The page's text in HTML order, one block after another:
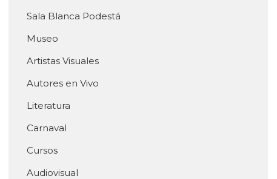
Sala Blanca Podestá
Museo
Artistas Visuales
Autores en Vivo
Literatura
Carnaval
Cursos
Audiovisual